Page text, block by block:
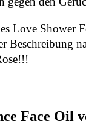
Love Shower
Beschreibung
Face Oil